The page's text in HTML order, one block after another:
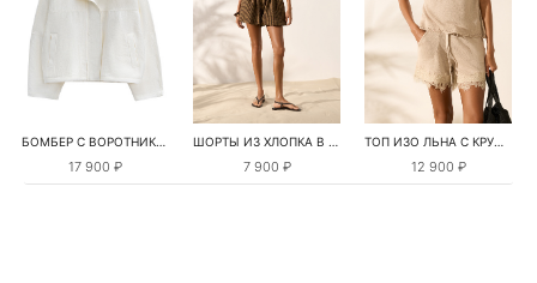
БОМБЕР С ВОРОТНИКОМ-СТОЙКОЙ
17 900 ₽
ШОРТЫ ИЗ ХЛОПКА В КЛЕТКУ
7 900 ₽
ТОП ИЗО ЛЬНА С КРУЖЕВОМ
12 900 ₽